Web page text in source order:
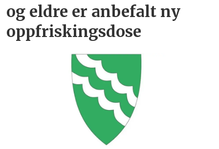
og eldre er anbefalt ny
oppfriskingsdose